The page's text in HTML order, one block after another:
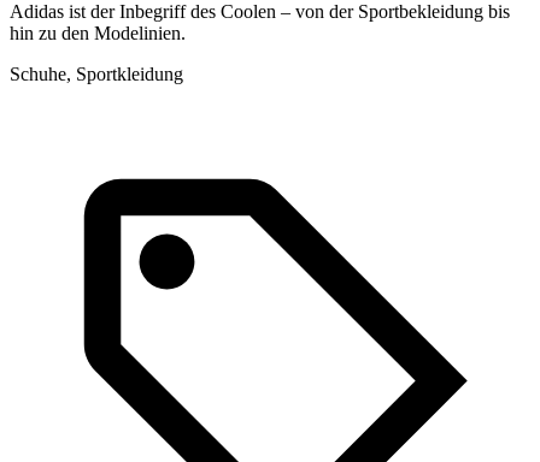
Adidas ist der Inbegriff des Coolen – von der Sportbekleidung bis
hin zu den Modelinien.
Schuhe, Sportkleidung